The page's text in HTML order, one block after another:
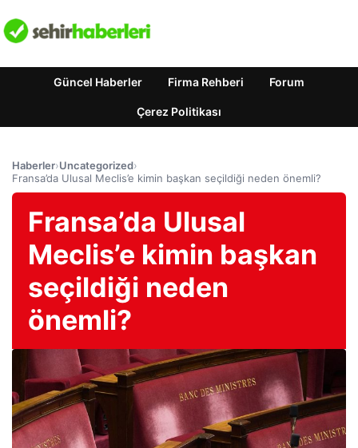
Güncel Haberler Firma Rehberi Forum
Çerez Politikası
Haberler›Uncategorized›
Fransa’da Ulusal Meclis’e kimin başkan seçildiği neden önemli?
Fransa’da Ulusal
Meclis’e kimin başkan
seçildiği neden
önemli?